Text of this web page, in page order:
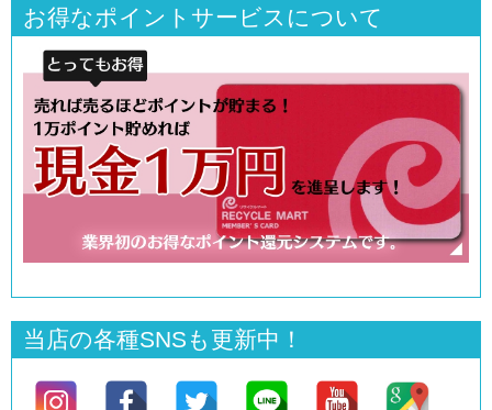
お得なポイントサービスについて
当店の各種SNSも更新中！